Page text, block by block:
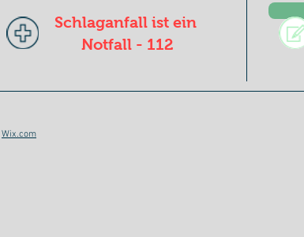
Schlaganfall ist ein
Notfall - 112
Wix.com